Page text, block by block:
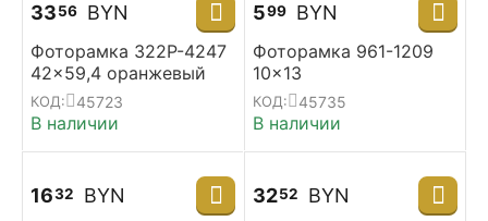
3356 BYN
Фоторамка 322P-4247
42x59,4 оранжевый
КОД: 45723
В наличии
599 BYN
Фоторамка 961-1209
10x13
КОД: 45735
В наличии
1632 BYN 3252 BYN